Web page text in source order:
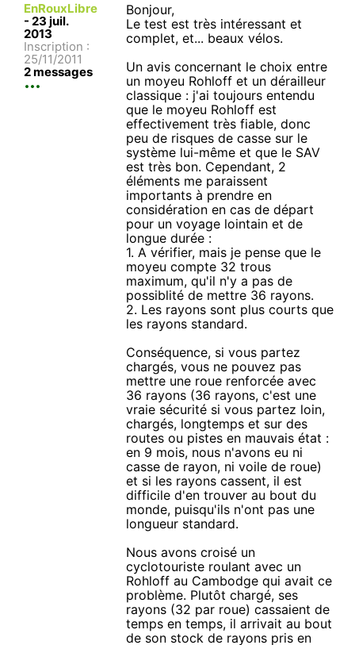
EnRouxLibre
- 23 juil.
2013
Inscription :
25/11/2011
2 messages
Bonjour,
Le test est très intéressant et
complet, et... beaux vélos.
Un avis concernant le choix entre
un moyeu Rohloff et un dérailleur
classique : j'ai toujours entendu
que le moyeu Rohloff est
effectivement très fiable, donc
peu de risques de casse sur le
système lui-même et que le SAV
est très bon. Cependant, 2
éléments me paraissent
importants à prendre en
considération en cas de départ
pour un voyage lointain et de
longue durée :
1. A vérifier, mais je pense que le
moyeu compte 32 trous
maximum, qu'il n'y a pas de
possiblité de mettre 36 rayons.
2. Les rayons sont plus courts que
les rayons standard.
Conséquence, si vous partez
chargés, vous ne pouvez pas
mettre une roue renforcée avec
36 rayons (36 rayons, c'est une
vraie sécurité si vous partez loin,
chargés, longtemps et sur des
routes ou pistes en mauvais état :
en 9 mois, nous n'avons eu ni
casse de rayon, ni voile de roue)
et si les rayons cassent, il est
difficile d'en trouver au bout du
monde, puisqu'ils n'ont pas une
longueur standard.
Nous avons croisé un
cyclotouriste roulant avec un
Rohloff au Cambodge qui avait ce
problème. Plutôt chargé, ses
rayons (32 par roue) cassaient de
temps en temps, il arrivait au bout
de son stock de rayons pris en